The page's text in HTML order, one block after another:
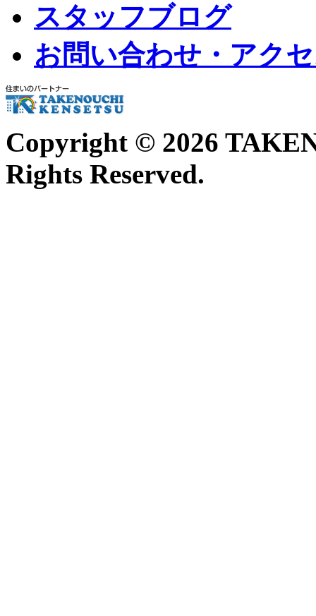
スタッフブログ
お問い合わせ・アク
Copyright © 2026
Rights Reserved.